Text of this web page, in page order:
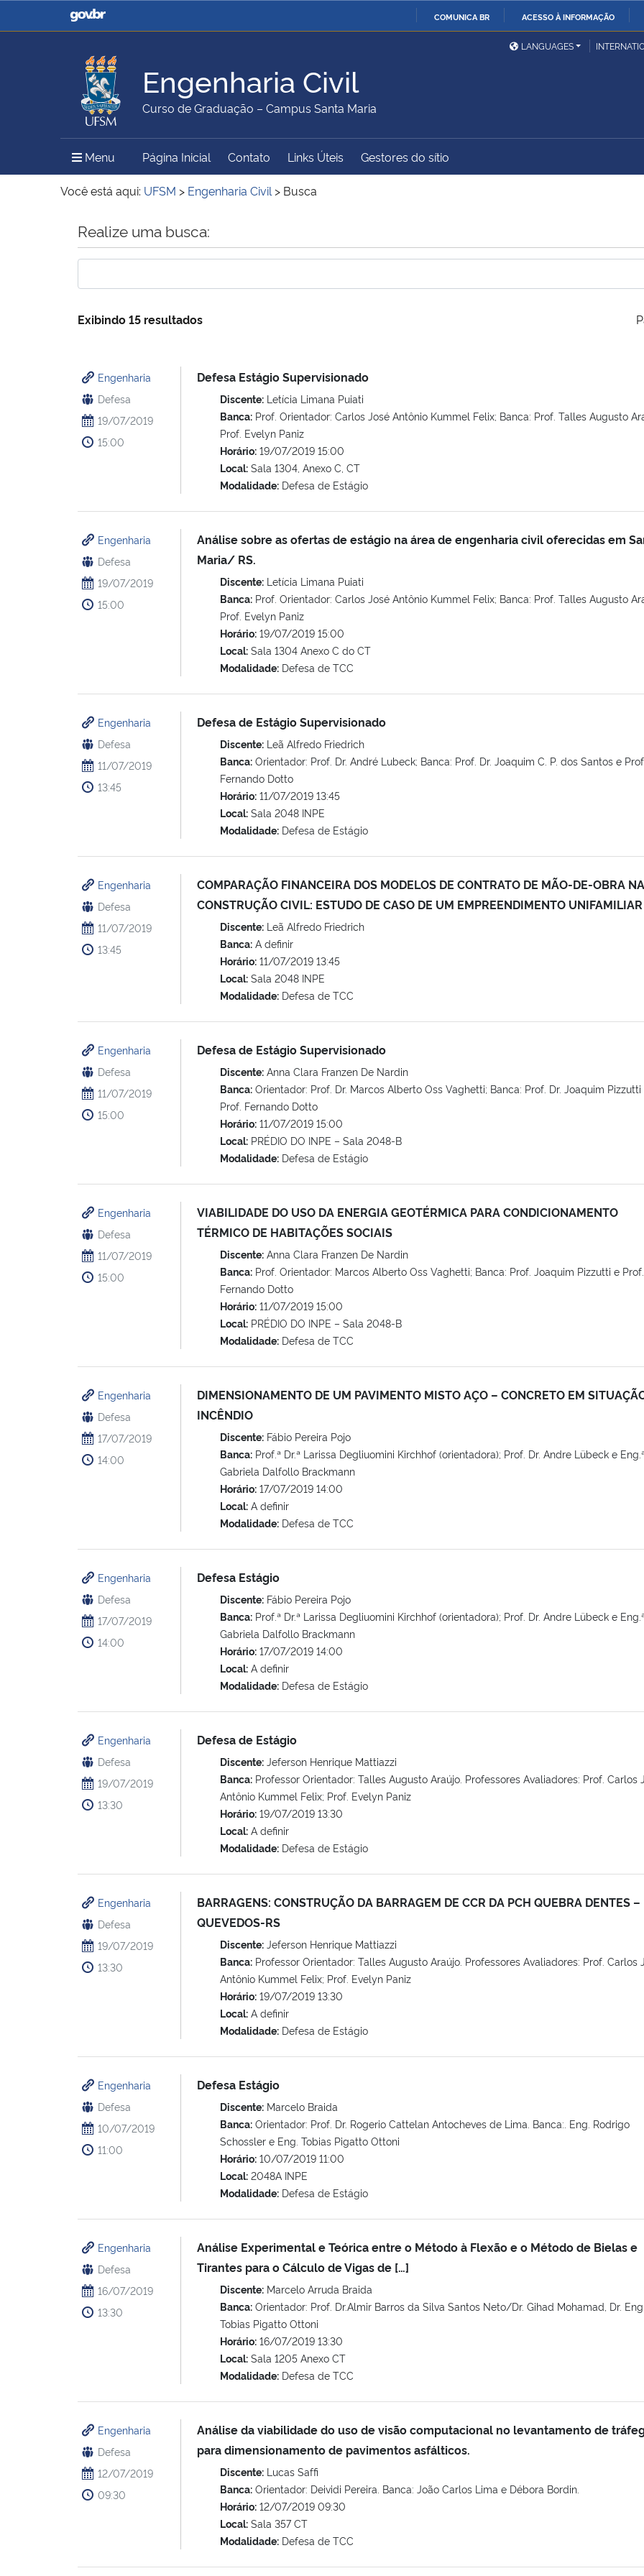
COMUNICA BR ACESSO À INFORMAÇÃO
Casa Civil
Ministério da Justiça e
Ministério da Defesa
Ministério das Relações
Exteriores
Ministério da Agricultura,
Pecuária e Abastecimento
Ministério da Educação Ministério da Cidadania
Ministério do Meio Ambiente Ministério do Turismo
Ministério do
LANGUAGES
Engenharia Civil
Curso de Graduação – Campus Santa Maria
Menu Menu Principal do Sítio
Página Inicial Contato Links Úteis Gestores do sítio
Você está aqui: UFSM > Engenharia Civil > Busca
Início do conteúdo
Realize uma busca:
Exibindo 15 resultados
Engenharia
Defesa
19/07/2019
15:00
Defesa Estágio Supervisionado
Discente:Letícia Limana Puiati
Banca:Prof. Orientador: Carlos José Antônio Kummel Felix; Banca: Prof. Talles Augusto
Prof. Evelyn Paniz
Horário:19/07/2019 15:00
Local:Sala 1304, Anexo C, CT
Modalidade:Defesa de Estágio
Engenharia
Defesa
19/07/2019
15:00
Análise sobre as ofertas de estágio na área de engenharia civil oferecidas em
Maria/ RS.
Discente:Letícia Limana Puiati
Banca:Prof. Orientador: Carlos José Antônio Kummel Felix; Banca: Prof. Talles Augusto
Prof. Evelyn Paniz
Horário:19/07/2019 15:00
Local:Sala 1304 Anexo C do CT
Modalidade:Defesa de TCC
Engenharia
Defesa
11/07/2019
13:45
Defesa de Estágio Supervisionado
Discente:Leã Alfredo Friedrich
Banca:Orientador: Prof. Dr. André Lubeck; Banca: Prof. Dr. Joaquim C. P. dos Santos e
Fernando Dotto
Horário:11/07/2019 13:45
Local:Sala 2048 INPE
Modalidade:Defesa de Estágio
Engenharia
Defesa
11/07/2019
13:45
COMPARAÇÃO FINANCEIRA DOS MODELOS DE CONTRATO DE MÃO-DE-OBRA NA
CONSTRUÇÃO CIVIL: ESTUDO DE CASO DE UM EMPREENDIMENTO UNIFAMILIAR
Discente:Leã Alfredo Friedrich
Banca:A definir
Horário:11/07/2019 13:45
Local:Sala 2048 INPE
Modalidade:Defesa de TCC
Engenharia
Defesa
11/07/2019
15:00
Defesa de Estágio Supervisionado
Discente:Anna Clara Franzen De Nardin
Banca:Orientador: Prof. Dr. Marcos Alberto Oss Vaghetti; Banca: Prof. Dr. Joaquim Pizzutti
Prof. Fernando Dotto
Horário:11/07/2019 15:00
Local:PRÉDIO DO INPE – Sala 2048-B
Modalidade:Defesa de Estágio
Engenharia
Defesa
11/07/2019
15:00
VIABILIDADE DO USO DA ENERGIA GEOTÉRMICA PARA CONDICIONAMENTO
TÉRMICO DE HABITAÇÕES SOCIAIS
Discente:Anna Clara Franzen De Nardin
Banca:Prof. Orientador: Marcos Alberto Oss Vaghetti; Banca: Prof. Joaquim Pizzutti e Prof.
Fernando Dotto
Horário:11/07/2019 15:00
Local:PRÉDIO DO INPE – Sala 2048-B
Modalidade:Defesa de TCC
Engenharia
Defesa
17/07/2019
14:00
DIMENSIONAMENTO DE UM PAVIMENTO MISTO AÇO – CONCRETO EM
INCÊNDIO
Discente:Fábio Pereira Pojo
Banca:Prof.ª Dr.ª Larissa Degliuomini Kirchhof (orientadora); Prof. Dr. Andre Lübeck e
Gabriela Dalfollo Brackmann
Horário:17/07/2019 14:00
Local:A definir
Modalidade:Defesa de TCC
Engenharia
Defesa
17/07/2019
14:00
Defesa Estágio
Discente:Fábio Pereira Pojo
Banca:Prof.ª Dr.ª Larissa Degliuomini Kirchhof (orientadora); Prof. Dr. Andre Lübeck e
Gabriela Dalfollo Brackmann
Horário:17/07/2019 14:00
Local:A definir
Modalidade:Defesa de Estágio
Engenharia
Defesa
19/07/2019
13:30
Defesa de Estágio
Discente:Jeferson Henrique Mattiazzi
Banca:Professor Orientador: Talles Augusto Araújo. Professores Avaliadores: Prof. Carlos
Antônio Kummel Felix; Prof. Evelyn Paniz
Horário:19/07/2019 13:30
Local:A definir
Modalidade:Defesa de Estágio
Engenharia
Defesa
19/07/2019
13:30
BARRAGENS: CONSTRUÇÃO DA BARRAGEM DE CCR DA PCH QUEBRA DENTES –
QUEVEDOS-RS
Discente:Jeferson Henrique Mattiazzi
Banca:Professor Orientador: Talles Augusto Araújo. Professores Avaliadores: Prof. Carlos
Antônio Kummel Felix; Prof. Evelyn Paniz
Horário:19/07/2019 13:30
Local:A definir
Modalidade:Defesa de Estágio
Engenharia
Defesa
10/07/2019
11:00
Defesa Estágio
Discente:Marcelo Braida
Banca:Orientador: Prof. Dr. Rogerio Cattelan Antocheves de Lima. Banca:. Eng. Rodrigo
Schossler e Eng. Tobias Pigatto Ottoni
Horário:10/07/2019 11:00
Local:2048A INPE
Modalidade:Defesa de Estágio
Engenharia
Defesa
16/07/2019
13:30
Análise Experimental e Teórica entre o Método à Flexão e o Método de Bielas e
Tirantes para o Cálculo de Vigas de […]
Discente:Marcelo Arruda Braida
Banca:Orientador: Prof. Dr.Almir Barros da Silva Santos Neto/Dr. Gihad Mohamad, Dr.
Tobias Pigatto Ottoni
Horário:16/07/2019 13:30
Local:Sala 1205 Anexo CT
Modalidade:Defesa de TCC
Engenharia
Defesa
12/07/2019
09:30
Análise da viabilidade do uso de visão computacional no levantamento de
para dimensionamento de pavimentos asfálticos.
Discente:Lucas Saffi
Banca:Orientador: Deividi Pereira. Banca: João Carlos Lima e Débora Bordin.
Horário:12/07/2019 09:30
Local:Sala 357 CT
Modalidade:Defesa de TCC